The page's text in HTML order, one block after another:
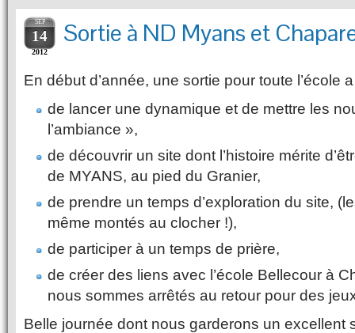
SEP
14
2012
Sortie à ND Myans et
En début d’année, une sortie pour toute l’école
de lancer une dynamique et de mettre les
l’ambiance »,
de découvrir un site dont l’histoire mérite
de MYANS, au pied du Granier,
de prendre un temps d’exploration du site,
même montés au clocher !),
de participer à un temps de prière,
de créer des liens avec l’école Bellecour à
nous sommes arrêtés au retour pour des
Belle journée dont nous garderons un excellent